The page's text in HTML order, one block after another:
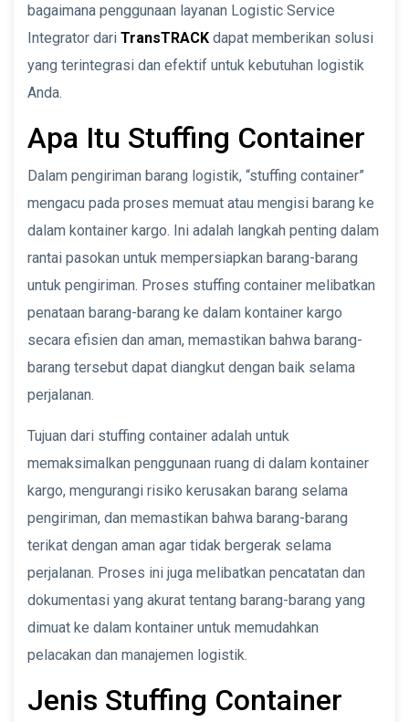
bagaimana penggunaan layanan Logistic Service
Integrator dari TransTRACK dapat memberikan solusi
yang terintegrasi dan efektif untuk kebutuhan logistik
Anda.
Apa Itu Stuffing Container
Dalam pengiriman barang logistik, “stuffing container”
mengacu pada proses memuat atau mengisi barang ke
dalam kontainer kargo. Ini adalah langkah penting dalam
rantai pasokan untuk mempersiapkan barang-barang
untuk pengiriman. Proses stuffing container melibatkan
penataan barang-barang ke dalam kontainer kargo
secara efisien dan aman, memastikan bahwa barang-
barang tersebut dapat diangkut dengan baik selama
perjalanan.
Tujuan dari stuffing container adalah untuk
memaksimalkan penggunaan ruang di dalam kontainer
kargo, mengurangi risiko kerusakan barang selama
pengiriman, dan memastikan bahwa barang-barang
terikat dengan aman agar tidak bergerak selama
perjalanan. Proses ini juga melibatkan pencatatan dan
dokumentasi yang akurat tentang barang-barang yang
dimuat ke dalam kontainer untuk memudahkan
pelacakan dan manajemen logistik.
Jenis Stuffing Container